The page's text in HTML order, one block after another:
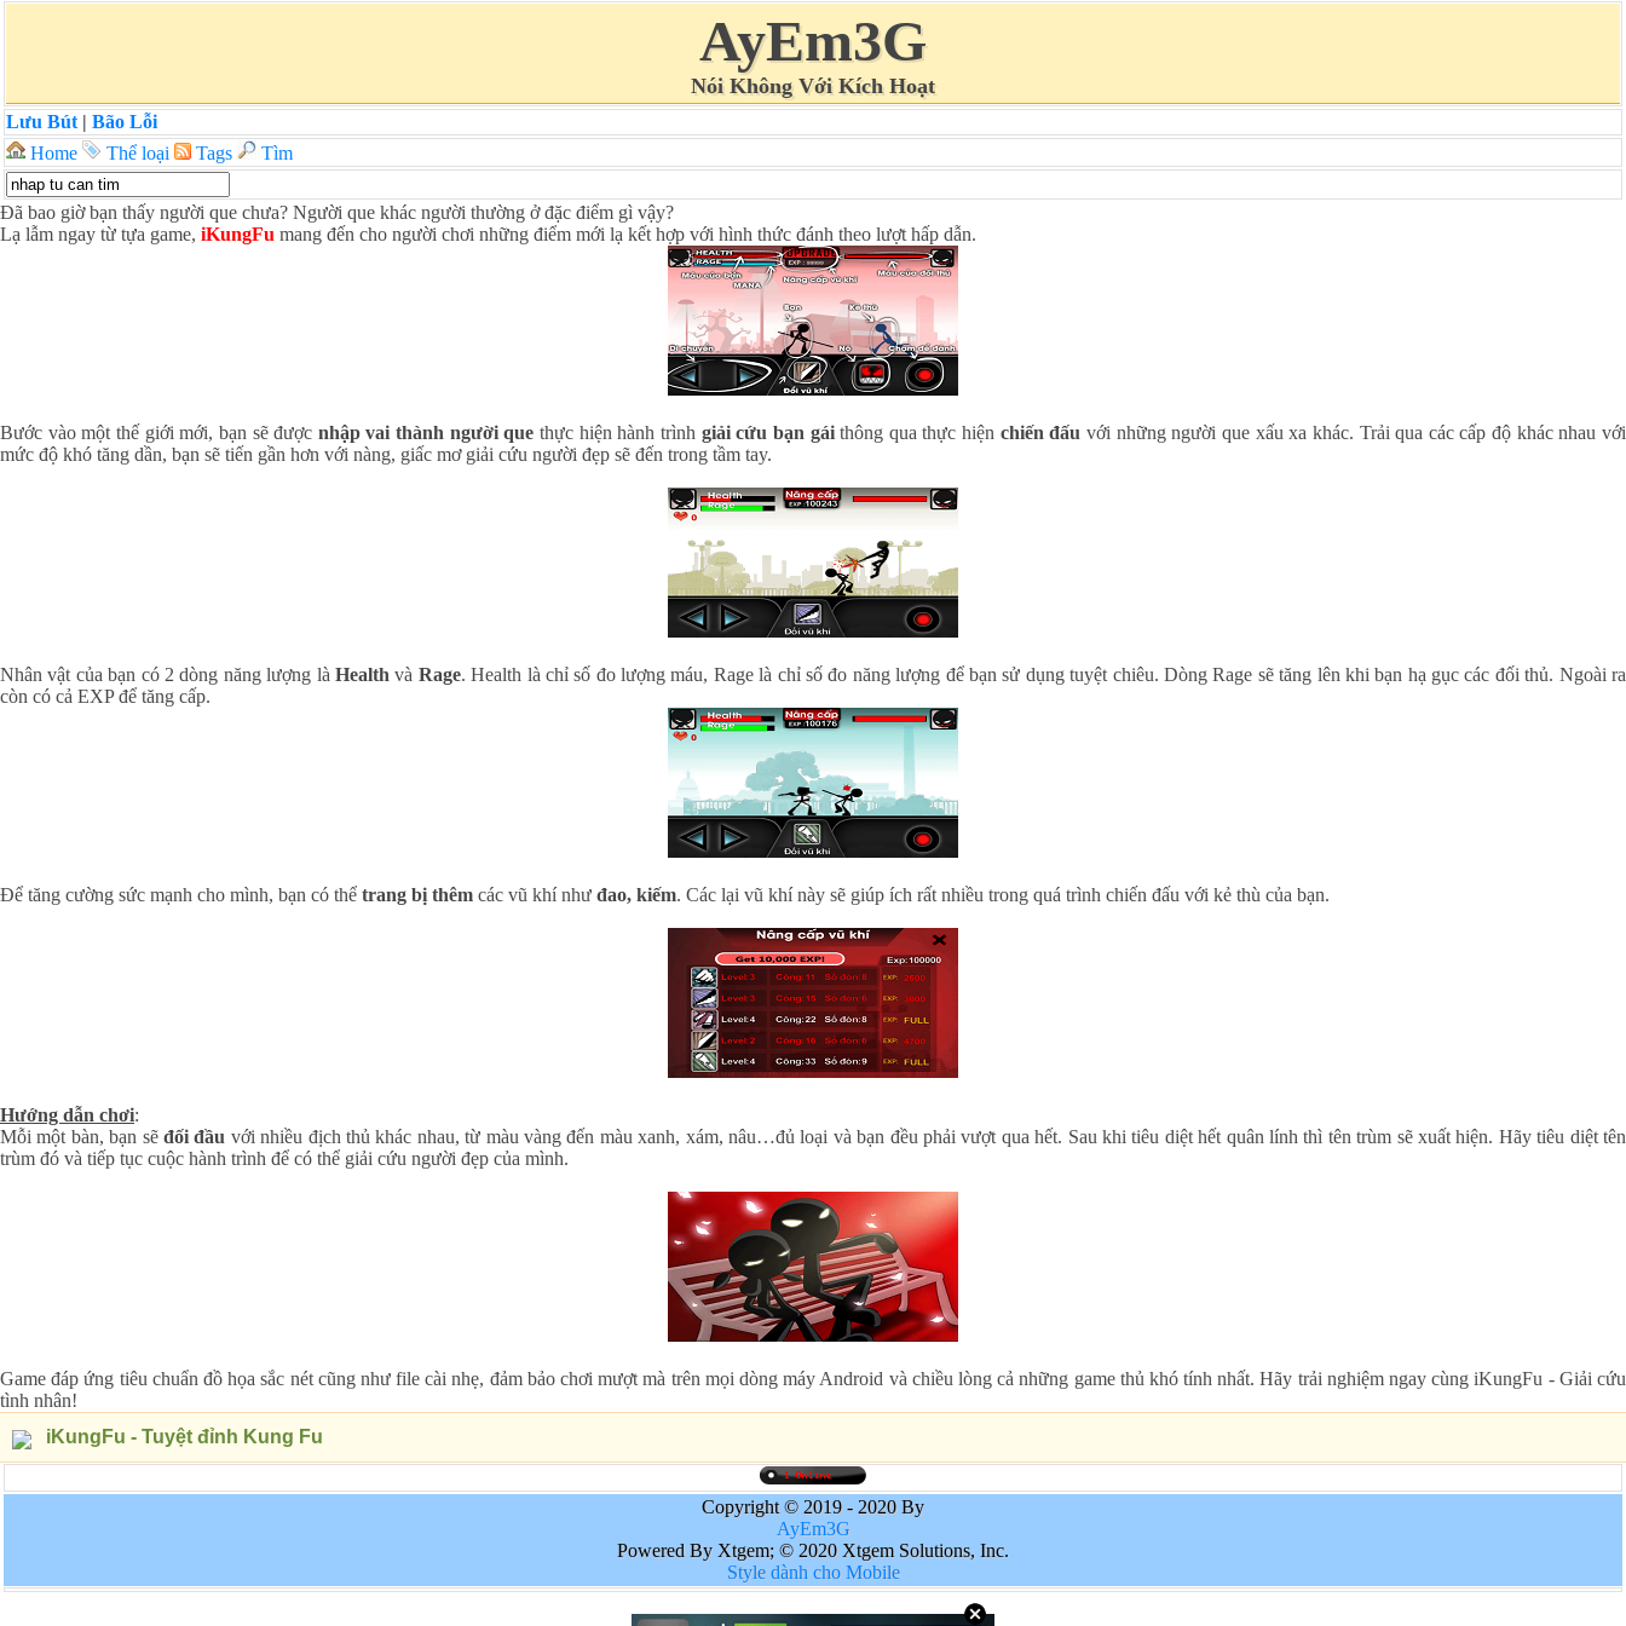
AyEm3G
Nói Không Với Kích Hoạt
Lưu Bút | Bão Lỗi
Home
Thể loại Tags Tìm
Đã bao giờ bạn thấy người que chưa? Người que khác người thường ở đặc điểm gì vậy?
Lạ lẫm ngay từ tựa game, iKungFu mang đến cho người chơi những điểm mới lạ kết hợp với hình thức đánh theo lượt hấp dẫn.
Bước vào một thế giới mới, bạn sẽ được nhập vai thành người que thực hiện hành trình giải cứu bạn gáithông qua thực hiện chiến đấuvới những người que xấu xa khác. Trải qua các cấp độ khác nhau với
mức độ khó tăng dần, bạn sẽ tiến gần hơn với nàng, giấc mơ giải cứu người đẹp sẽ đến trong tầm tay.
Nhân vật của bạn có 2 dòng năng lượng là Healthvà Rage. Health là chỉ số đo lượng máu, Rage là chỉ số đo năng lượng để bạn sử dụng tuyệt chiêu. Dòng Rage sẽ tăng lên khi bạn hạ gục các đối thủ. Ngoài ra
còn có cả EXP để tăng cấp.
Để tăng cường sức mạnh cho mình, bạn có thể trang bị thêm các vũ khí như đao, kiếm. Các lại vũ khí này sẽ giúp ích rất nhiều trong quá trình chiến đấu với kẻ thù của bạn.
Hướng dẫn chơi:
Mỗi một bàn, bạn sẽ đối đầu với nhiều địch thủ khác nhau, từ màu vàng đến màu xanh, xám, nâu…đủ loại và bạn đều phải vượt qua hết. Sau khi tiêu diệt hết quân lính thì tên trùm sẽ xuất hiện. Hãy tiêu diệt tên
trùm đó và tiếp tục cuộc hành trình để có thể giải cứu người đẹp của mình.
Game đáp ứng tiêu chuẩn đồ họa sắc nét cũng như file cài nhẹ, đảm bảo chơi mượt mà trên mọi dòng máy Android và chiều lòng cả những game thủ khó tính nhất. Hãy trải nghiệm ngay cùng iKungFu - Giải cứu
tình nhân!
iKungFu - Tuyệt đỉnh Kung Fu
Copyright © 2019 - 2020 By
AyEm3G
Powered By Xtgem; © 2020 Xtgem Solutions, Inc.
Style dành cho Mobile